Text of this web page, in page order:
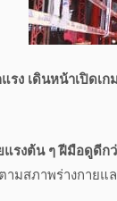
รง เดินหน้าเปิดเ
รงต้น ๆ ฝีมือดูดีก
มสภาพร่างกาย